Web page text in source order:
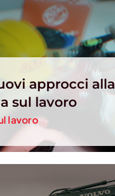
approcci alla
sul lavoro
lavoro